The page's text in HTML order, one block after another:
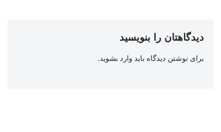
دیدگاهتان را بنویسید
برای نوشتن دیدگاه باید وارد بشوید.